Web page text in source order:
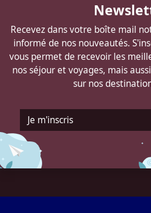
Recevez dans votre boîte mail
informé de nos nouveautés.
vous permet de recevoir les
nos séjour et voyages, mais
sur nos
Je m'inscris